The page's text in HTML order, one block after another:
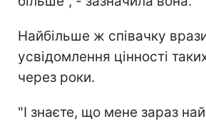
Найбільше ж співачку
усвідомлення цінності
через роки.
"І знаєте, що мене зараз